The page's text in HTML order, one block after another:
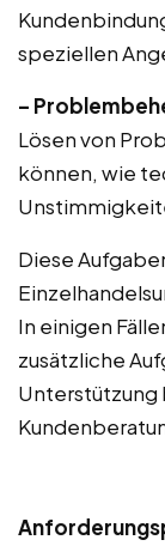
speziellen
–
Lösen von
können, wie
Diese
In einigen
zusätzliche
Unterstützung